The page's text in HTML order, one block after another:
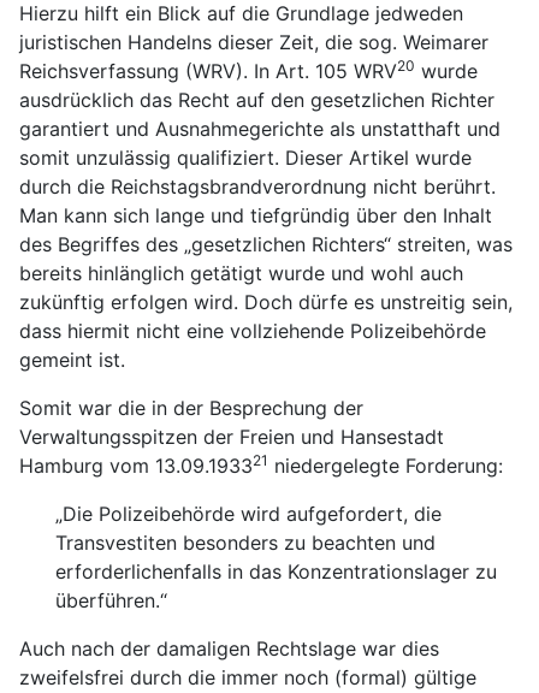
Hierzu hilft ein Blick auf die Grundlage jedweden
juristischen Handelns dieser Zeit, die sog. Weimarer
Reichsverfassung (WRV). In Art. 105 WRV20 wurde
ausdrücklich das Recht auf den gesetzlichen Richter
garantiert und Ausnahmegerichte als unstatthaft und
somit unzulässig qualifiziert. Dieser Artikel wurde
durch die Reichstagsbrandverordnung nicht berührt.
Man kann sich lange und tiefgründig über den Inhalt
des Begriffes des „gesetzlichen Richters“ streiten, was
bereits hinlänglich getätigt wurde und wohl auch
zukünftig erfolgen wird. Doch dürfe es unstreitig sein,
dass hiermit nicht eine vollziehende Polizeibehörde
gemeint ist.
Somit war die in der Besprechung der
Verwaltungsspitzen der Freien und Hansestadt
Hamburg vom 13.09.193321 niedergelegte Forderung:
„Die Polizeibehörde wird aufgefordert, die
Transvestiten besonders zu beachten und
erforderlichenfalls in das Konzentrationslager zu
überführen.“
Auch nach der damaligen Rechtslage war dies
zweifelsfrei durch die immer noch (formal) gültige